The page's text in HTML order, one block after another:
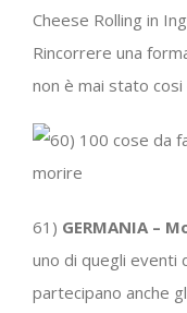
Cheese Rolling in
Rincorrere una
non è mai stato
61) GERMANIA –
uno di quegli eventi
partecipano anche